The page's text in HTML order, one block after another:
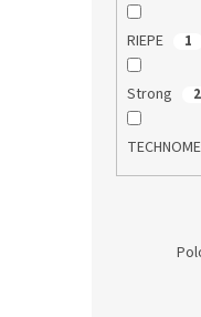
RIEPE 1
Strong